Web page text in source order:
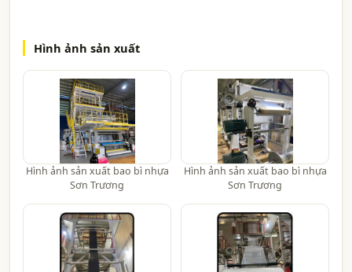
Hình ảnh sản xuất
Hình ảnh sản xuất bao bì nhựa
Sơn Trương
Hình ảnh sản xuất bao bì nhựa
Sơn Trương